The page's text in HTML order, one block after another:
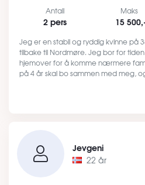
Antall
2 pers
Maks
15
Jeg er en stabil og ryddig kvinne på
tilbake til Nordmøre. Jeg bor for
hjemover for å komme nærmere
på 4 år skal bo sammen med meg,
Jevgeni
22 år